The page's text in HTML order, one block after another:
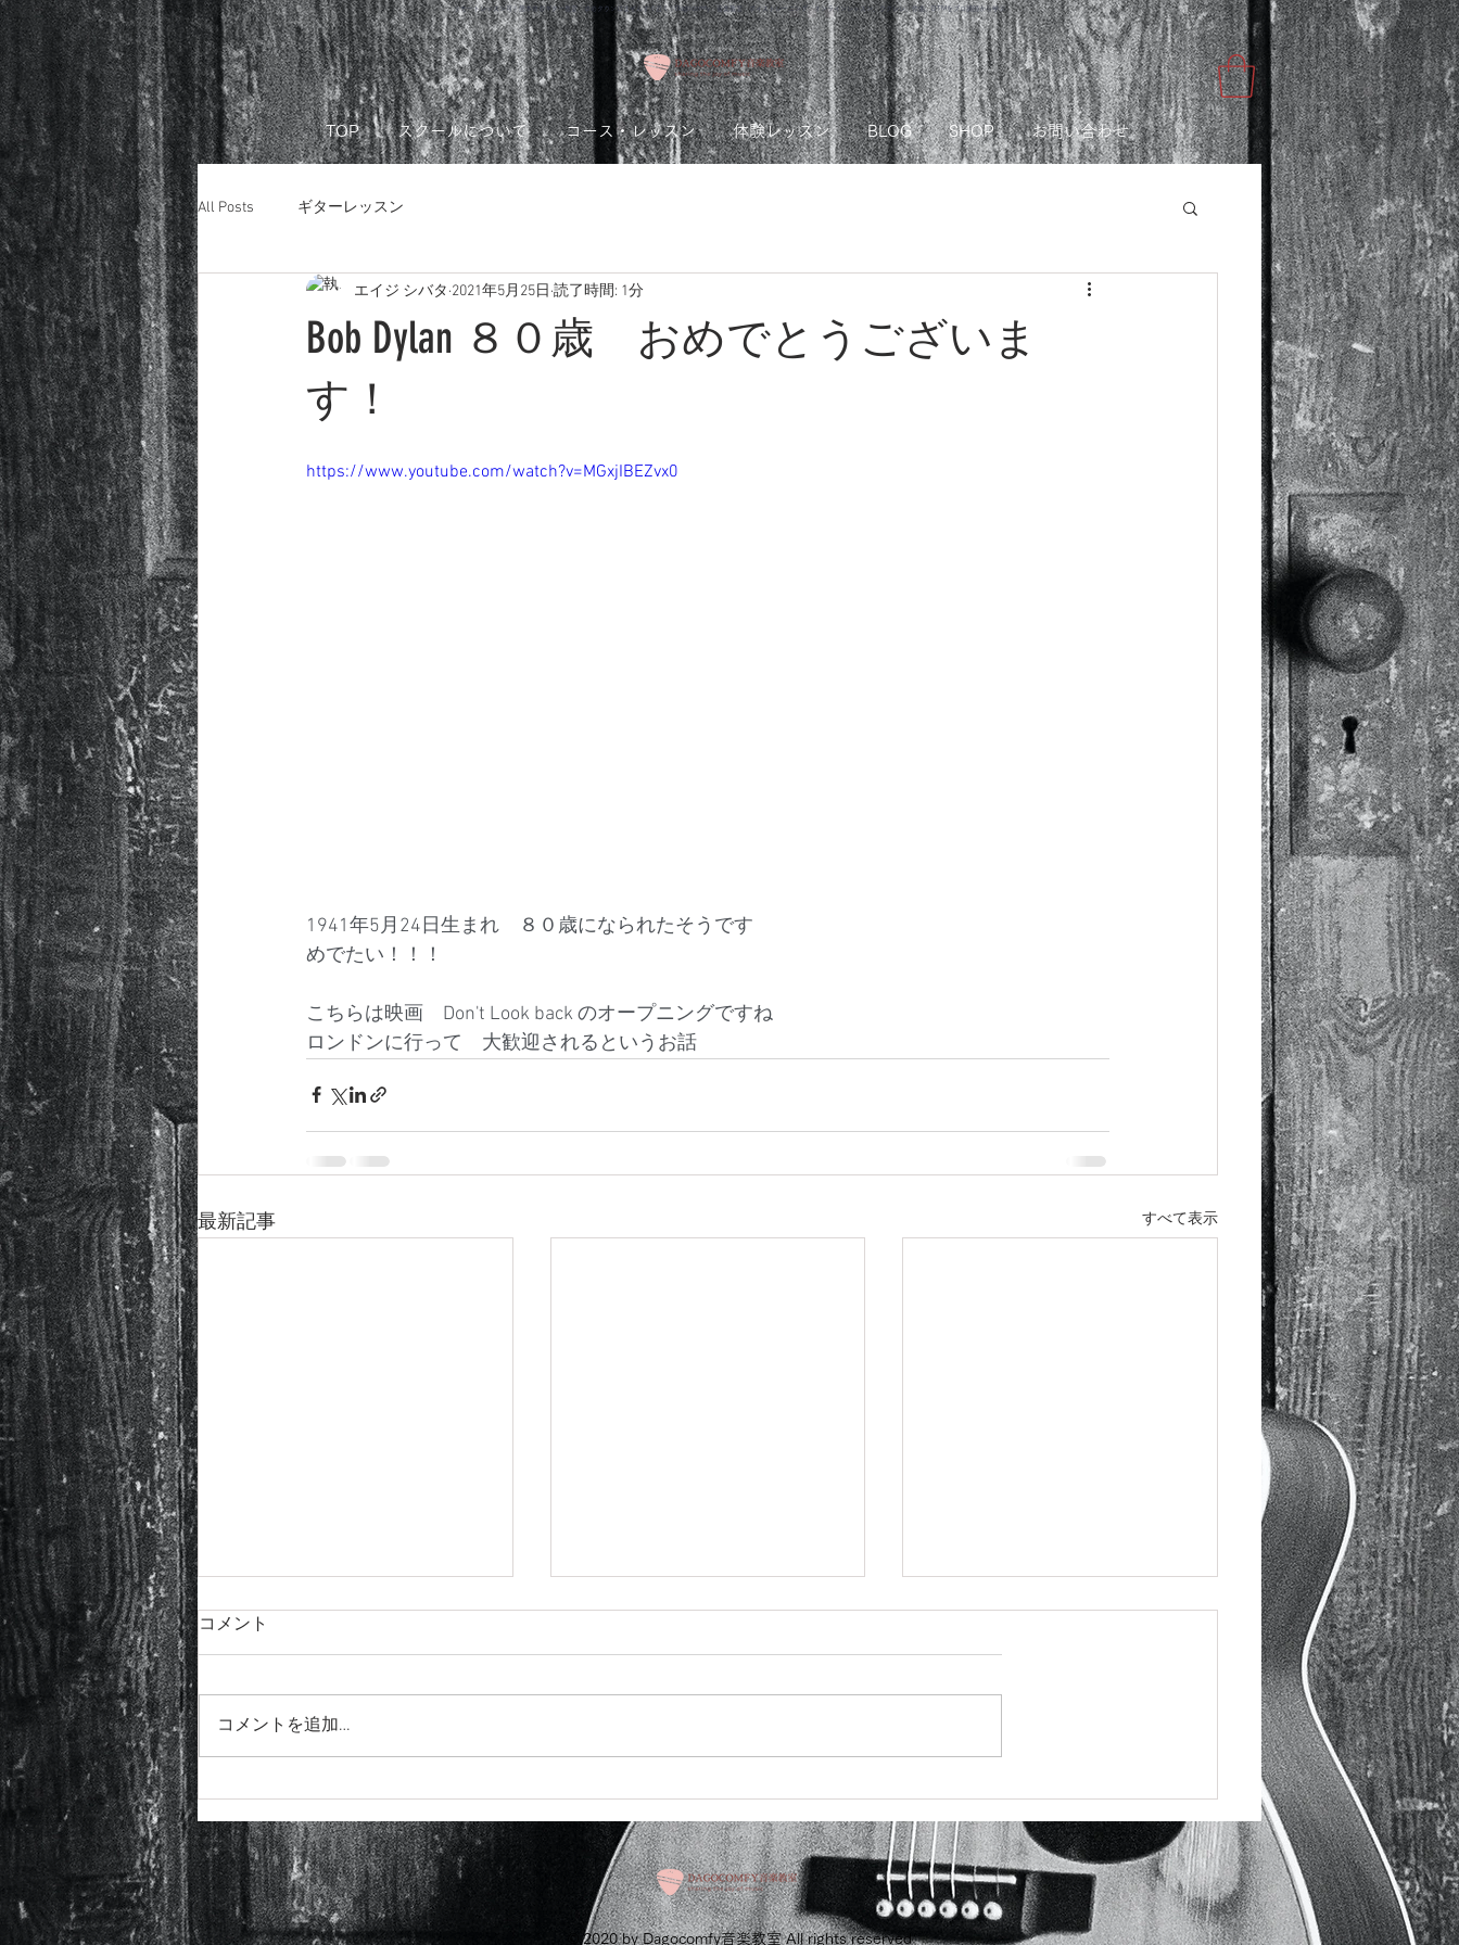
リモートレッスン可！熊本市のギター教室 ゆめタウンはませんすぐ近く｜Dagocomfy 音楽教室 ボイストレーニング オンラインレッスン、ウクレレ、作曲、DTMをプロ講師から学ぶ
TOP スクールについて コース・レッスン 体験レッスン BLOG SHOP お問い合わせ
All Posts ギターレッスン
Bob Dylan ８０歳 おめでとうございま
す！
エイジ シバタ 2021年5月25日 読了時間: 1分
https://www.youtube.com/watch?v=MGxjIBEZvx0
1941年5月24日生まれ　８０歳になられたそうです
めでたい！！！
こちらは映画　Don't Look back のオープニングですね
ロンドンに行って　大歓迎されるというお話
最新記事 すべて表示
音楽担当させていただきまし
た
頂きました
コメント
コメントを追加…
© 2020 by Dagocomfy音楽教室 All rights reserved